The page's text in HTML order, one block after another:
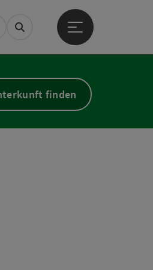
Merkzettel
Suchen
Hauptmenü öffnen
finden